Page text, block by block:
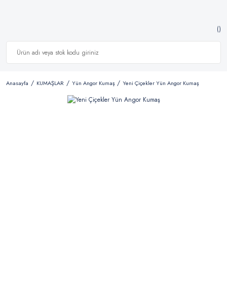
Anasayfa KUMAŞLAR Yün Angor Kumaş Yeni Çiçekler Yün Angor Kumaş